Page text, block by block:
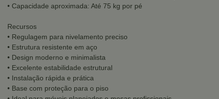
• Capacidade aproximada: Até 75 kg por pé
Recursos
• Regulagem para nivelamento preciso
• Estrutura resistente em aço
• Design moderno e minimalista
• Excelente estabilidade estrutural
• Instalação rápida e prática
• Base com proteção para o piso